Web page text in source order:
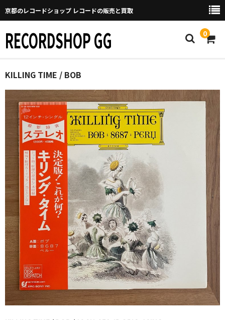
京都のレコードショップ レコードの販売と買取
RECORDSHOP GG 0
Home
マイページ
GGについて
買取について
取り置きなどについて
Categories
New Arrivals
GG RECORD （当店のレーベル）
全商品
JAZZ-US
BLUE NOTE
KILLING TIME / BOB